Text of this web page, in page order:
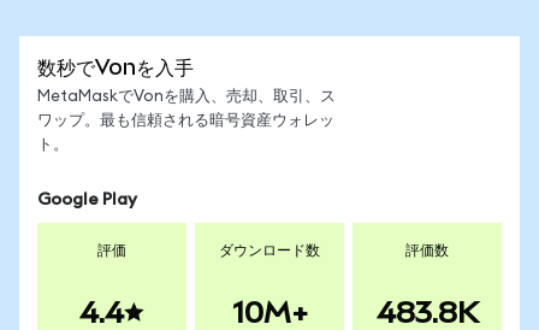
数秒でVonを入手
MetaMaskでVonを購入、売却、取引、ス
ワップ。最も信頼される暗号資産ウォレッ
ト。
Google Play
評価
4.4
ダウンロード数
10M+
評価数
483.8K